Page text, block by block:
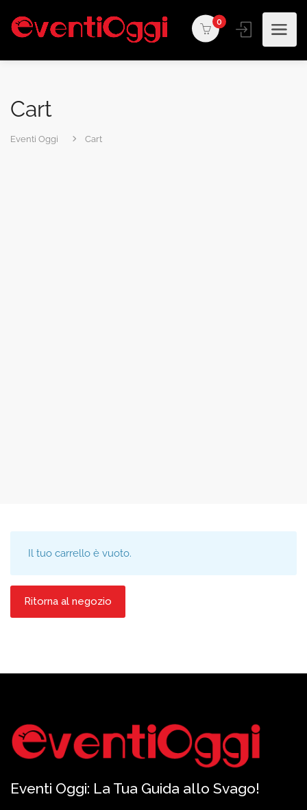
0
Cart
Eventi Oggi Cart
Il tuo carrello è vuoto.
Ritorna al negozio
Eventi Oggi: La Tua Guida allo Svago!